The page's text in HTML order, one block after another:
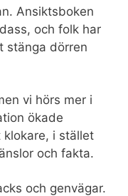
Ansiktsboken
och folk har
stänga dörren
vi hörs mer i
ökade
i stället
och fakta.
och genvägar.